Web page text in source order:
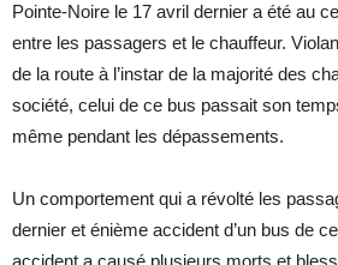
Pointe-Noire le 17 avril dernier a été au
entre les passagers et le chauffeur.
de la route à l’instar de la majorité des
société, celui de ce bus passait son
même pendant les dépassements.
Un comportement qui a révolté les
dernier et énième accident d’un bus de
accident a causé plusieurs morts et